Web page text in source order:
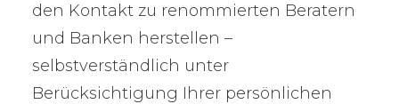
den Kontakt zu renommierten Beratern
und Banken herstellen –
selbstverständlich unter
Berücksichtigung Ihrer persönlichen